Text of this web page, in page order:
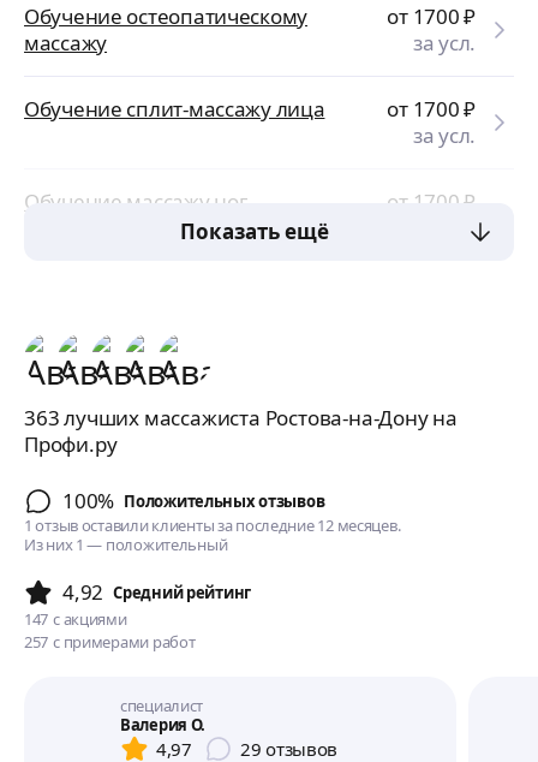
Обучение остеопатическому
массажу
от 1700₽
за усл.
Обучение сплит-массажу лица от 1700₽
за усл.
Обучение массажу ног от 1700₽
за усл.
Показать ещё
363 лучших массажиста Ростова-на-Дону на
Профи.ру
100% Положительных отзывов
1 отзыв оставили клиенты за последние 12 месяцев.
Из них 1 — положительный
4,92 Cредний рейтинг
147 с акциями
257 с примерами работ
специалист
Валерия О.
4,97 29 отзывов